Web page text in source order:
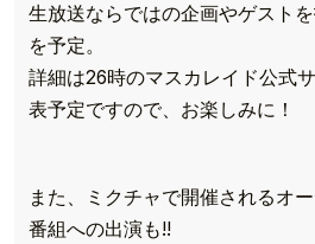
生放送ならではの企画やゲスト
を予定。
詳細は26時のマスカレイド公式
表予定ですので、お楽しみに！
また、ミクチャで開催されるオ
番組への出演も!!